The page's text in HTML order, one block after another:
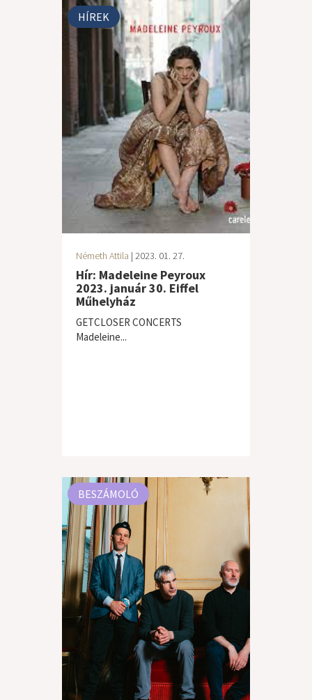
HÍREK
Németh Attila | 2023. 01. 27.
Hír: Madeleine Peyroux
2023. január 30. Eiffel
Műhelyház
GETCLOSER CONCERTS
Madeleine...
BESZÁMOLÓ